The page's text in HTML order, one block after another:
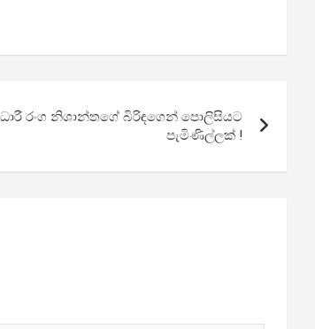
රංග නිශාන්තගේ බිරිඳගෙන් පොලිසියට
පැමිණිල්ලක් !